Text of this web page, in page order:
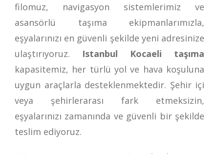
filomuz, navigasyon sistemlerimiz ve
asansörlü taşıma ekipmanlarımızla,
eşyalarınızı en güvenli şekilde yeni adresinize
ulaştırıyoruz. Istanbul Kocaeli taşıma
kapasitemiz, her türlü yol ve hava koşuluna
uygun araçlarla desteklenmektedir. Şehir içi
veya şehirlerarası fark etmeksizin,
eşyalarınızı zamanında ve güvenli bir şekilde
teslim ediyoruz.